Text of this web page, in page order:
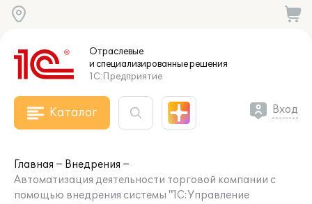
Отраслевые
и специализированныерешения
1С:Предприятие
Каталог Вход
Главная
Внедрения
Автоматизация деятельности торговой компании с
помощью внедрения системы "1С:Управление